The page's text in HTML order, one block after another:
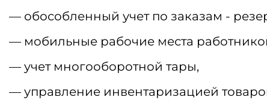
обособленный учет по заказам -
мобильные рабочие места
учет многооборотной тары,
управление инвентаризацией